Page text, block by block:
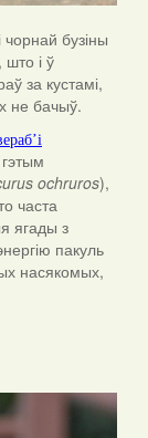
бузіны
і ў
за кустамі,
не бачыў.
ochruros),
часта
ягады з
пакуль
насякомых,